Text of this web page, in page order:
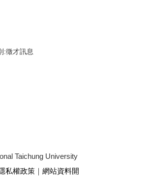
:徵才訊息
Taichung University
私權政策｜ 網站資料開